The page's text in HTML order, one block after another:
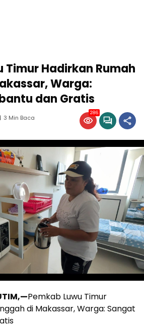
Timur Hadirkan Rumah
Warga:
dan Gratis
3 Min Baca
286
Pemkab Luwu Timur
di Makassar, Warga: Sangat